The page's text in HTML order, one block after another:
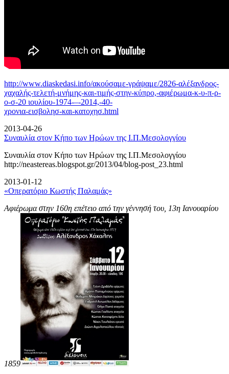
http://www.diaskedasi.info/ακούσαμε-γράψαμε/2826-αλέξανδρος-
χαχαλής-τελετή-μνήμης-και-τιμής-στην-κύπρο,-αφιέρωμα-κ-υ-π-ρ-
ο-σ-20 ιουλίου-1974-–-2014,-40-
χρονια-εισβολησ-και-κατοχησ.html
2013-04-26
Συναυλία στον Κήπο των Ηρώων της Ι.Π.Μεσολογγίου
Συναυλία στον Κήπο των Ηρώων της Ι.Π.Μεσολογγίου
http://neastereas.blogspot.gr/2013/04/blog-post_23.html
2013-01-12
«Οπερατόριο Κωστής Παλαμάς»
Αφιέρωμα στην 160η επέτειο από την γέννησή του, 13η Ιανουαρίου
1859